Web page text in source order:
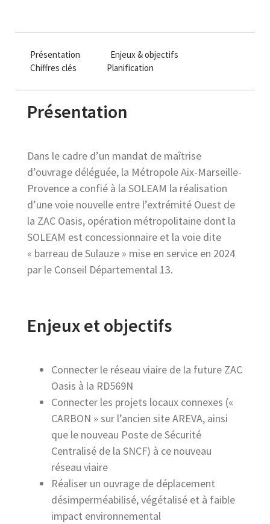
Présentation
Enjeux & objectifs
Chiffres clés
Planification
Présentation
Dans le cadre d’un mandat de maîtrise
d’ouvrage déléguée, la Métropole Aix-Marseille-
Provence a confié à la SOLEAM la réalisation
d’une voie nouvelle entre l’extrémité Ouest de
la ZAC Oasis, opération métropolitaine dont la
SOLEAM est concessionnaire et la voie dite
« barreau de Sulauze » mise en service en 2024
par le Conseil Départemental 13.
Enjeux et objectifs
Connecter le réseau viaire de la future ZAC
Oasis à la RD569N
Connecter les projets locaux connexes («
CARBON » sur l’ancien site AREVA, ainsi
que le nouveau Poste de Sécurité
Centralisé de la SNCF) à ce nouveau
réseau viaire
Réaliser un ouvrage de déplacement
désimperméabilisé, végétalisé et à faible
impact environnemental